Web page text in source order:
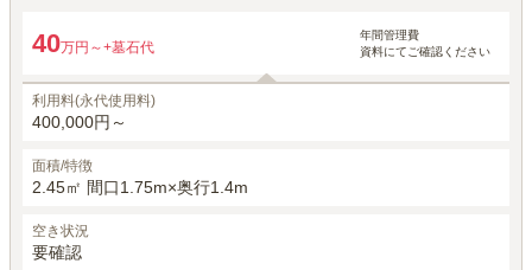
40万円～+墓石代
年間管理費
資料にてご確認ください
利用料(永代使用料)
400,000円～
面積/特徴
2.45㎡ 間口1.75m×奥行1.4m
空き状況
要確認